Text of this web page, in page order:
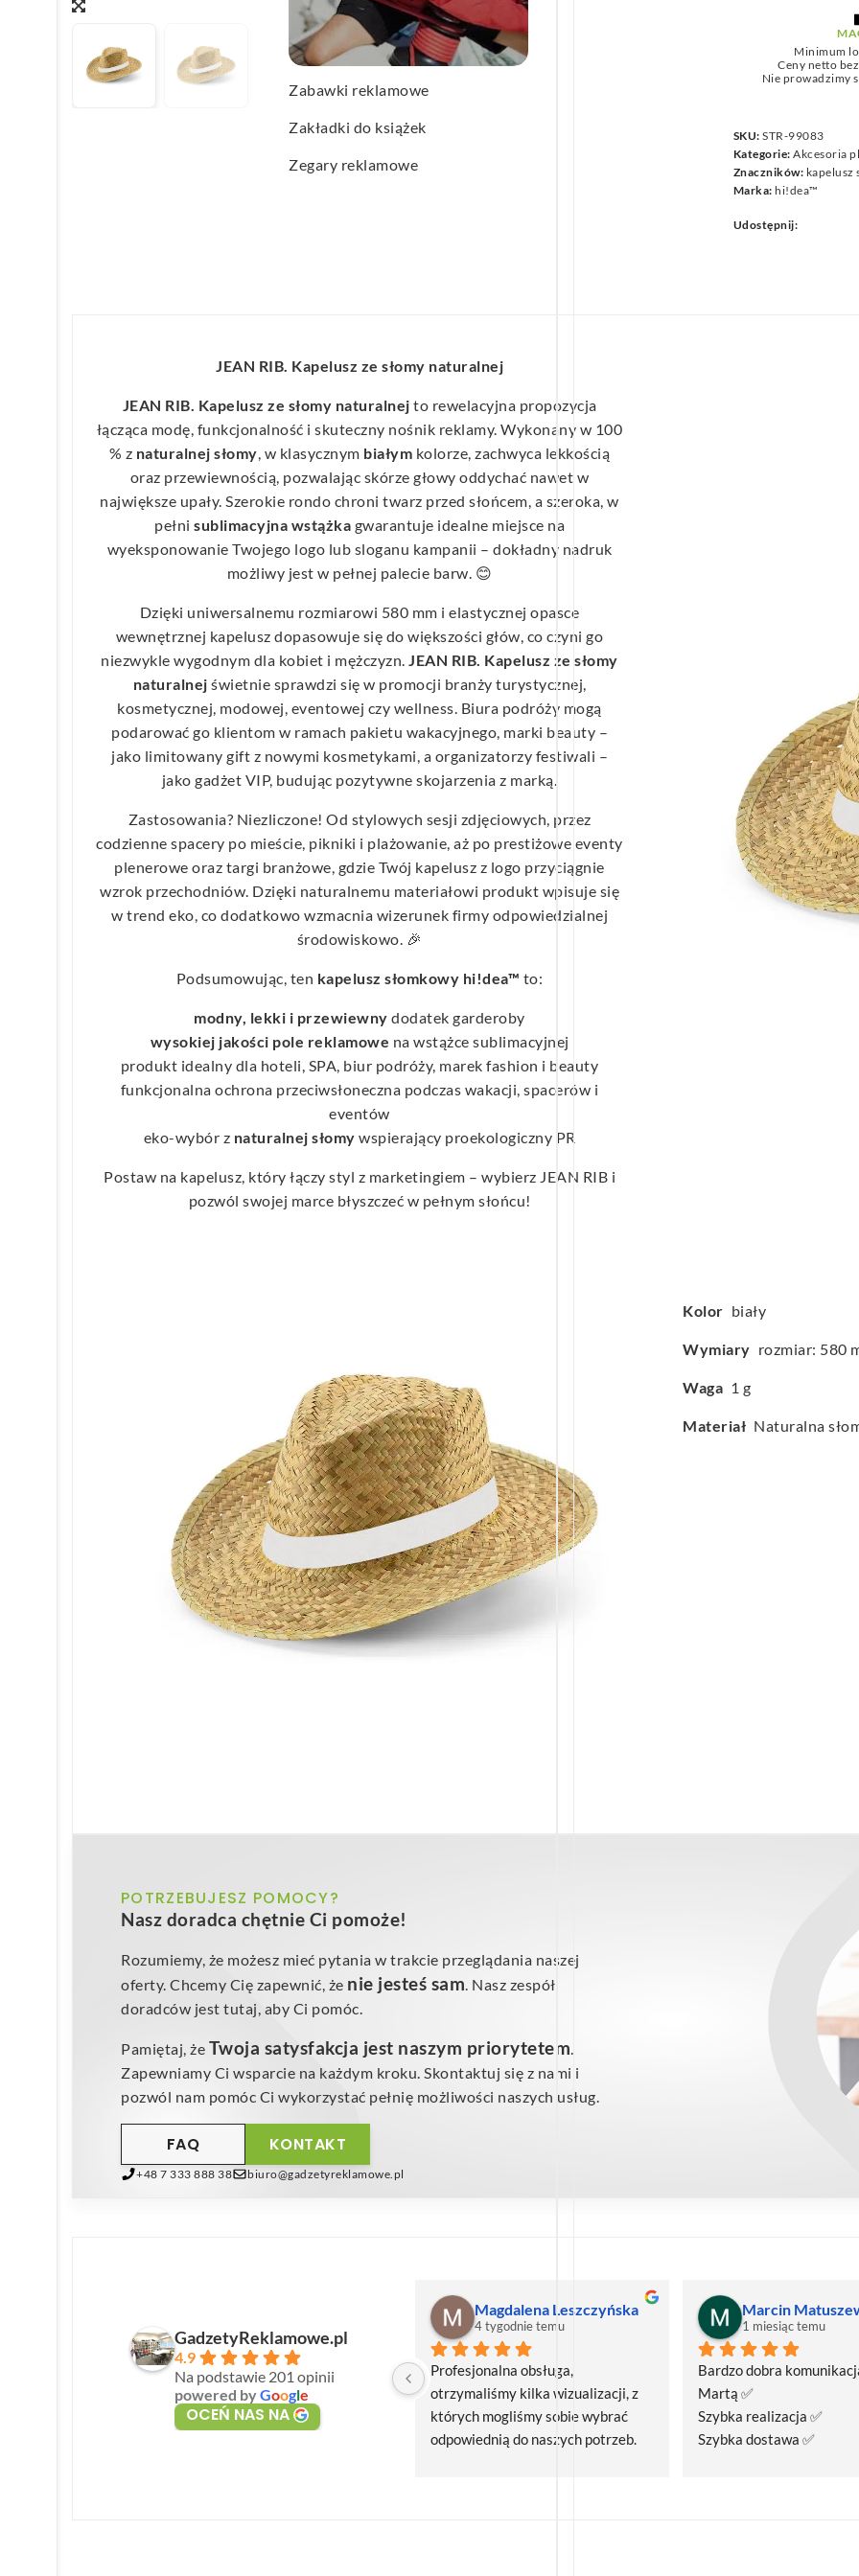
Wachlarze reklamowe
Wagi kuchenne
Zabawki reklamowe
Zakładki do książek
Zegary reklamowe
Minimum
Ceny netto
Nie prowadzimy
SKU:STR-99083
Kategorie:Akcesoria
Znaczników: kapelusz
Marka:hi!dea™
Udostępnij:
JEAN RIB. Kapelusz ze słomy naturalnej
JEAN RIB. Kapelusz ze słomy naturalnej to rewelacyjna propozycja
łącząca modę, funkcjonalność i skuteczny nośnik reklamy. Wykonany w 100
% z naturalnej słomy, w klasycznym białym kolorze, zachwyca lekkością
oraz przewiewnością, pozwalając skórze głowy oddychać nawet w
największe upały. Szerokie rondo chroni twarz przed słońcem, a szeroka, w
pełni sublimacyjna wstążka gwarantuje idealne miejsce na
wyeksponowanie Twojego logo lub sloganu kampanii – dokładny nadruk
możliwy jest w pełnej palecie barw. 😊
Dzięki uniwersalnemu rozmiarowi 580 mm i elastycznej opasce
wewnętrznej kapelusz dopasowuje się do większości głów, co czyni go
niezwykle wygodnym dla kobiet i mężczyzn.JEAN RIB. Kapelusz ze słomy
naturalnej świetnie sprawdzi się w promocji branży turystycznej,
kosmetycznej, modowej, eventowej czy wellness. Biura podróży mogą
podarować go klientom w ramach pakietu wakacyjnego, marki beauty –
jako limitowany gift z nowymi kosmetykami, a organizatorzy festiwali –
jako gadżet VIP, budując pozytywne skojarzenia z marką.
Zastosowania? Niezliczone! Od stylowych sesji zdjęciowych, przez
codzienne spacery po mieście, pikniki i plażowanie, aż po prestiżowe eventy
plenerowe oraz targi branżowe, gdzie Twój kapelusz z logo przyciągnie
wzrok przechodniów. Dzięki naturalnemu materiałowi produkt wpisuje się
w trend eko, co dodatkowo wzmacnia wizerunek firmy odpowiedzialnej
środowiskowo. 🎉
Podsumowując, ten kapelusz słomkowy hi!dea™ to:
modny, lekki i przewiewny dodatek garderoby
wysokiej jakości pole reklamowe na wstążce sublimacyjnej
produkt idealny dla hoteli, SPA, biur podróży, marek fashion i beauty
funkcjonalna ochrona przeciwsłoneczna podczas wakacji, spacerów i
eventów
eko-wybór z naturalnej słomy wspierający proekologiczny PR
Postaw na kapelusz, który łączy styl z marketingiem – wybierz JEAN RIB i
pozwól swojej marce błyszczeć w pełnym słońcu!
Kolor biały
Wymiary rozmiar: 580
Waga 1 g
Materiał Naturalna
POTRZEBUJESZ POMOCY?
Nasz doradca chętnie Ci pomoże!
Rozumiemy, że możesz mieć pytania w trakcie przeglądania naszej
oferty. Chcemy Cię zapewnić, że nie jesteś sam. Nasz zespół
doradców jest tutaj, aby Ci pomóc.
Pamiętaj, że Twoja satysfakcja jest naszym priorytetem.
Zapewniamy Ci wsparcie na każdym kroku. Skontaktuj się z nami i
pozwól nam pomóc Ci wykorzystać pełnię możliwości naszych usług.
KONTAKT
FAQ
+48 7 333 888 38 biuro@gadzetyreklamowe.pl
GadzetyReklamowe.pl
4.9
Na podstawie 201 opinii
powered byGoogle
OCEŃ NAS NA
Magdalena Leszczyńska
4 tygodnie temu
Profesjonalna obsługa,
otrzymaliśmy kilka wizualizacji, z
których mogliśmy sobie wybrać
odpowiednią do naszych potrzeb.
Marcin
1 miesiąc temu
Bardzo dobra
Martą ✅
Szybka realizacja ✅
Szybka dostawa ✅